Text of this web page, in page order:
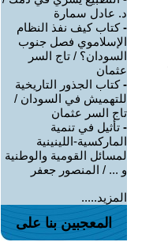
د. عادل سمارة
-كتاب كيف نفذ النظام
الإسلاموي فصل جنوب
السودان؟ / تاج السر
عثمان
-كتاب الجذور التاريخية
للتهميش في السودان /
تاج السر عثمان
- تأثيل في تنمية
الماركسية-اللينينية
لمسائل القومية والوطنية
و ... / المنصور جعفر
المزيد.....
المعجبين بنا على